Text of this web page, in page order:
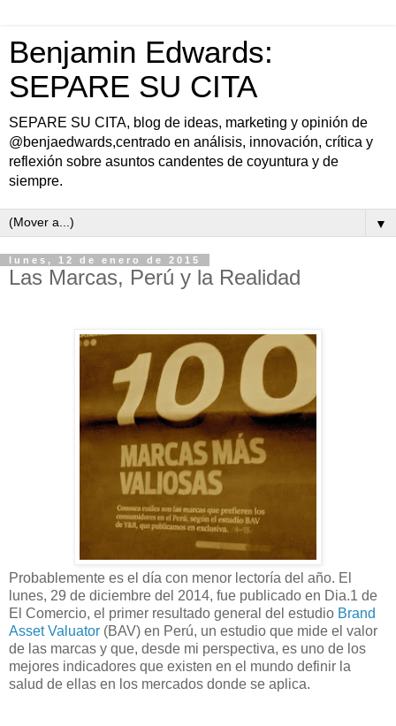
Benjamin Edwards:
SEPARE SU CITA
SEPARE SU CITA, blog de ideas, marketing y opinión de
@benjaedwards,centrado en análisis, innovación, crítica y
reflexión sobre asuntos candentes de coyuntura y de
siempre.
▼
lunes, 12 de enero de 2015
Las Marcas, Perú y la Realidad
Probablemente es el día con menor lectoría del año. El
lunes, 29 de diciembre del 2014, fue publicado en Dia.1 de
El Comercio, el primer resultado general del estudio Brand
Asset Valuator (BAV) en Perú, un estudio que mide el valor
de las marcas y que, desde mi perspectiva, es uno de los
mejores indicadores que existen en el mundo definir la
salud de ellas en los mercados donde se aplica.